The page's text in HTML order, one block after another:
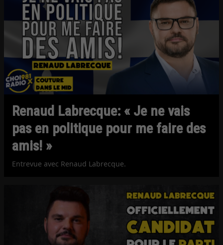
Renaud Labrecque: « Je ne vais
pas en politique pour me faire des
amis! »
Entrevue avec Renaud Labrecque.